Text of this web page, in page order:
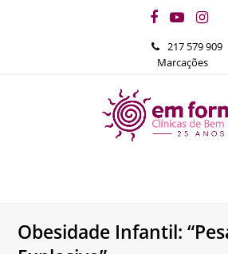
Facebook
YouTube
217 579 909
Marcações
Obesidade Infantil: